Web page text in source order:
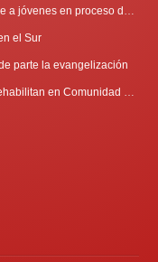
el Sur
parte la evangelización